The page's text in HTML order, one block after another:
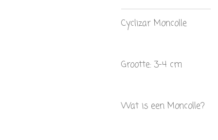
Cyclizar Moncolle
Grootte: 3-4 cm
Wat is een Moncolle?